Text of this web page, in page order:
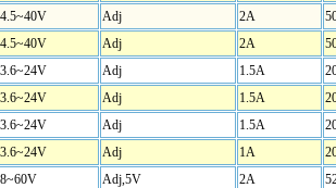
4.5~40V Adj 2A
4.5~40V Adj 2A
3.6~24V Adj 1.5A
3.6~24V Adj 1.5A
3.6~24V Adj 1.5A
3.6~24V Adj 1A
8~60V Adj,5V 2A